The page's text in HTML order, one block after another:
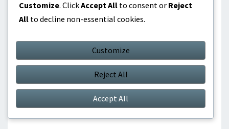
Save my name, email, and website in this
browser for the next time I comment.
Customize. ClickAccept All to consent or Reject
All to decline non-essential cookies.
Customize
Reject All
Accept All